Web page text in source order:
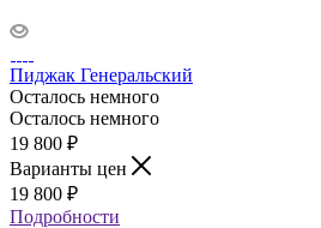
Пиджак Генеральский
Осталось немного
Осталось немного
19 800 ₽
Варианты цен
19 800 ₽
Подробности